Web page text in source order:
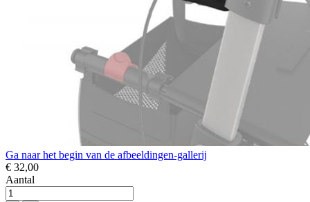
Ga naar het begin van de afbeeldingen-gallerij
€ 32,00
Aantal